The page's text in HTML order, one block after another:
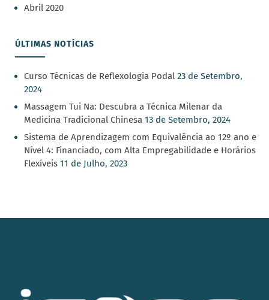
Abril 2020
ÚLTIMAS NOTÍCIAS
Curso Técnicas de Reflexologia Podal 23 de Setembro,
2024
Massagem Tui Na: Descubra a Técnica Milenar da
Medicina Tradicional Chinesa 13 de Setembro, 2024
Sistema de Aprendizagem com Equivalência ao 12º ano e
Nível 4: Financiado, com Alta Empregabilidade e Horários
Flexíveis 11 de Julho, 2023